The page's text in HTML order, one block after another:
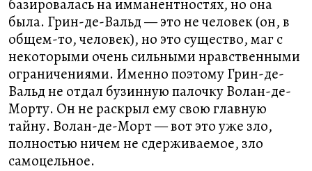
базировалась на имманентностях, но она
была. Грин-де-Вальд — это не человек (он, в
общем-то, человек), но это существо, маг с
некоторыми очень сильными нравственными
ограничениями. Именно поэтому Грин-де-
Вальд не отдал бузинную палочку Волан-де-
Морту. Он не раскрыл ему свою главную
тайну. Волан-де-Морт — вот это уже зло,
полностью ничем не сдерживаемое, зло
самоцельное.